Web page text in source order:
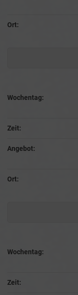
Ort:
Wochentag:
Zeit:
Angebot:
Ort:
Wochentag:
Zeit: